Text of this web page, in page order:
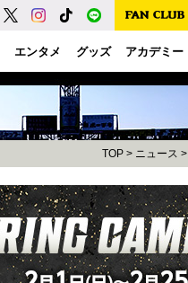
エンタメ グッズ アカデミー
TOP > ニュース >